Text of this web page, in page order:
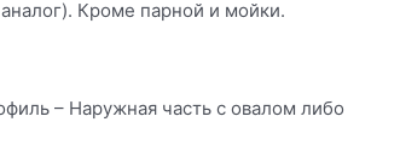
Кроме парной и мойки.
– Наружная часть с овалом либо